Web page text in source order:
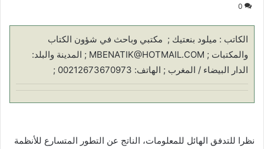
0
الكاتب : ميلود بنعتيك ; مكتبي وباحث في شؤون الكتاب
والمكتبات ; MBENATIK@HOTMAIL.COM ; المدينة والبلد:
الدار البيضاء / المغرب ; الهاتف: 00212673670973 ;
نظرا للتدفق الهائل للمعلومات، الناتج عن التطور المتسارع للأنظمة